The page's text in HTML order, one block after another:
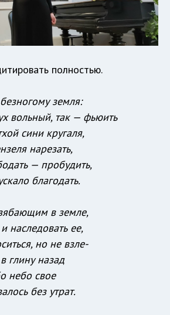
полностью.
земля:
вольный, так — фьюить
сини кругаля,
нарезать,
— пробудить,
благодать.
в земле,
наследовать ее,
но не взле-
глину назад
небо свое
без утрат.